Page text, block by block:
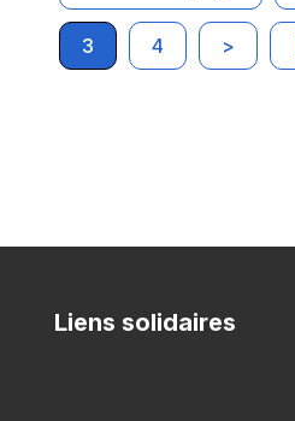
3 4 >
Liens solidaires